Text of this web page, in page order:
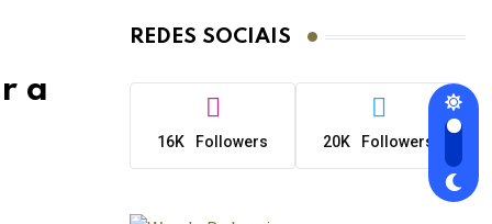
a
REDES SOCIAIS
16K Followers 20K Followers